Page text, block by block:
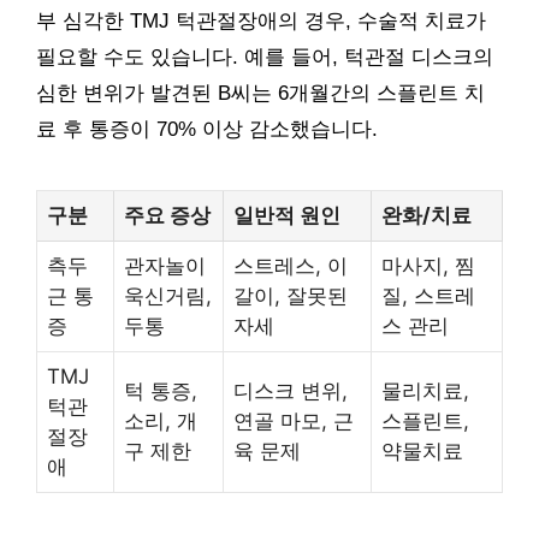
부 심각한 TMJ 턱관절장애의 경우, 수술적 치료가
필요할 수도 있습니다. 예를 들어, 턱관절 디스크의
심한 변위가 발견된 B씨는 6개월간의 스플린트 치
료 후 통증이 70% 이상 감소했습니다.
구분 주요 증상 일반적 원인 완화/치료
측두
근 통
증
관자놀이
욱신거림,
두통
스트레스, 이
갈이, 잘못된
자세
마사지, 찜
질, 스트레
스 관리
TMJ
턱관
절장
애
턱 통증,
소리, 개
구 제한
디스크 변위,
연골 마모, 근
육 문제
물리치료,
스플린트,
약물치료